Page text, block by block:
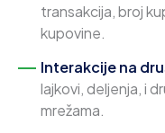
transakcija, broj
kupovine.
Interakcije na
lajkovi, deljenja, i
mrežama.